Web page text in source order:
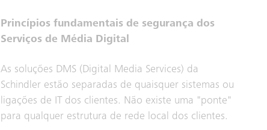
Princípios fundamentais de segurança dos
Serviços de Média Digital
As soluções DMS (Digital Media Services) da
Schindler estão separadas de quaisquer sistemas ou
ligações de IT dos clientes. Não existe uma "ponte"
para qualquer estrutura de rede local dos clientes.